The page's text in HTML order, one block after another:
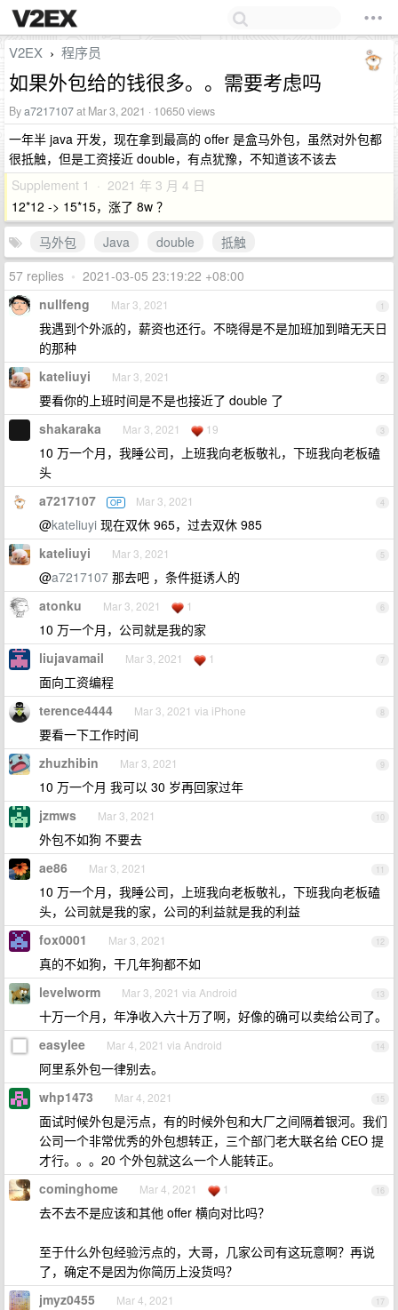
V2EX › 程序员
如果外包给的钱很多。。需要考虑吗
Bya7217107at Mar 3, 2021 · 10650 views
一年半 java 开发，现在拿到最高的 offer 是盒马外包，虽然对外包都
很抵触，但是工资接近 double，有点犹豫，不知道该不该去
Supplement 1 · 2021 年 3 月 4 日
12*12 -> 15*15，涨了 8w ？
马外包
Java double
抵触
57 replies • 2021-03-05 23:19:22 +08:00
1
nullfeng Mar 3, 2021
我遇到个外派的，薪资也还行。不晓得是不是加班加到暗无天日
的那种
2
kateliuyi Mar 3, 2021
要看你的上班时间是不是也接近了 double 了
3
shakaraka Mar 3, 2021 19
10 万一个月，我睡公司，上班我向老板敬礼，下班我向老板磕
头
4
a7217107 OP Mar 3, 2021
@kateliuyi 现在双休 965，过去双休 985
5
kateliuyi Mar 3, 2021
@a7217107 那去吧 ，条件挺诱人的
6
atonku Mar 3, 2021 1
10 万一个月，公司就是我的家
7
liujavamail Mar 3, 2021 1
面向工资编程
8
terence4444 Mar 3, 2021 via iPhone
要看一下工作时间
9
zhuzhibin Mar 3, 2021
10 万一个月 我可以 30 岁再回家过年
10
jzmws Mar 3, 2021
外包不如狗 不要去
11
ae86 Mar 3, 2021
10 万一个月，我睡公司，上班我向老板敬礼，下班我向老板磕
头，公司就是我的家，公司的利益就是我的利益
12
fox0001 Mar 3, 2021
真的不如狗，干几年狗都不如
13
levelworm Mar 3, 2021 via Android
十万一个月，年净收入六十万了啊，好像的确可以卖给公司了。
14
easylee Mar 4, 2021 via Android
阿里系外包一律别去。
15
whp1473 Mar 4, 2021
面试时候外包是污点，有的时候外包和大厂之间隔着银河。我们
公司一个非常优秀的外包想转正，三个部门老大联名给 CEO 提
才行。。。20 个外包就这么一个人能转正。
16
cominghome Mar 4, 2021 1
去不去不是应该和其他 offer 横向对比吗？
至于什么外包经验污点的，大哥，几家公司有这玩意啊？再说
了，确定不是因为你简历上没货吗？
17
jmyz0455 Mar 4, 2021